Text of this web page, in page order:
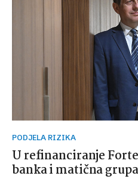
PODJELA RIZIKA
U refinanciranje
banka i matična grupa